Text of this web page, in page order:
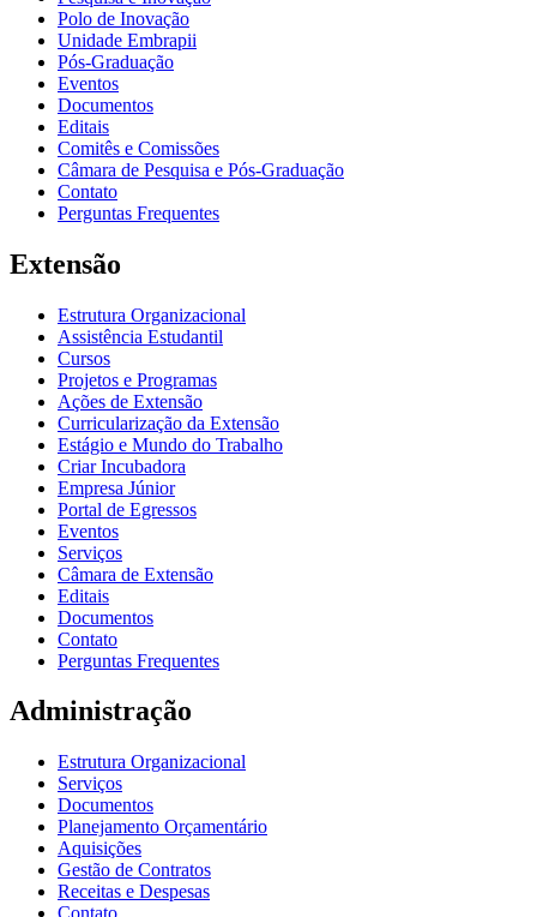
Polo de Inovação
Unidade Embrapii
Pós-Graduação
Eventos
Documentos
Editais
Comitês e Comissões
Câmara de Pesquisa e Pós-Graduação
Contato
Perguntas Frequentes
Extensão
Estrutura Organizacional
Assistência Estudantil
Cursos
Projetos e Programas
Ações de Extensão
Curricularização da Extensão
Estágio e Mundo do Trabalho
Criar Incubadora
Empresa Júnior
Portal de Egressos
Eventos
Serviços
Câmara de Extensão
Editais
Documentos
Contato
Perguntas Frequentes
Administração
Estrutura Organizacional
Serviços
Documentos
Planejamento Orçamentário
Aquisições
Gestão de Contratos
Receitas e Despesas